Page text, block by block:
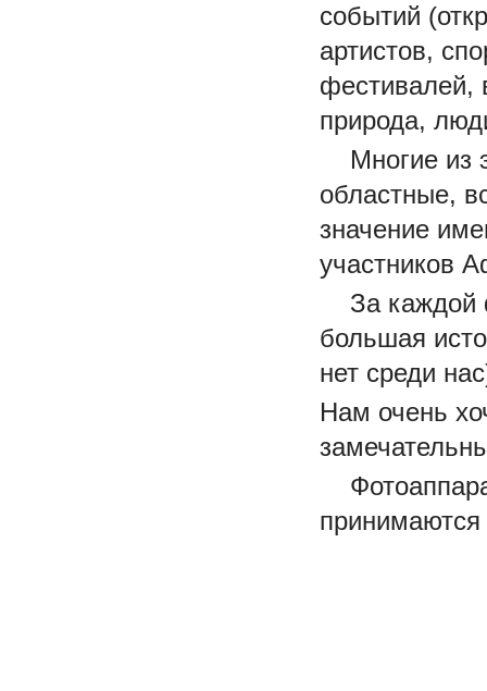
событий
артистов,
фестивалей,
природа,
Многие из
областные,
значение
участников
За каждой
большая
нет среди
Нам очень